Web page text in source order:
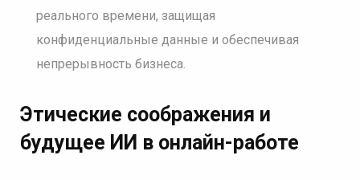
реального времени, защищая
конфиденциальные данные и обеспечивая
непрерывность бизнеса.
Этические соображения и
будущее ИИ в онлайн-работе